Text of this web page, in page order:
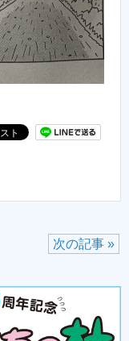
次の記事 »